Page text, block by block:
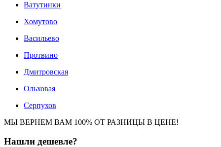
Ватутинки
Хомутово
Васильево
Протвино
Дмитровская
Ольховая
Серпухов
МЫ ВЕРНЕМ ВАМ 100% ОТ РАЗНИЦЫ В ЦЕНЕ!
Нашли дешевле?